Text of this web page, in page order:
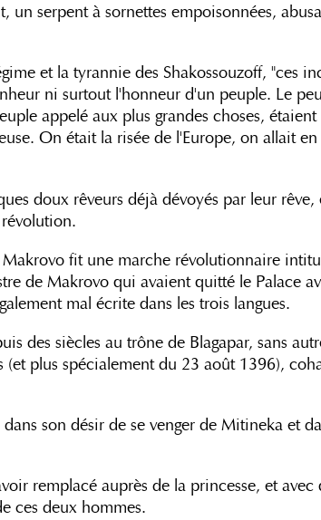
serpent à sornettes empoisonnées,
et la tyrannie des Shakossouzoff, "ces
ni surtout l'honneur d'un peuple. Le
appelé aux plus grandes choses,
On était la risée de l'Europe, on allait
doux rêveurs déjà dévoyés par leur
fit une marche révolutionnaire
de Makrovo qui avaient quitté le Palace
mal écrite dans les trois langues.
des siècles au trône de Blagapar, sans
plus spécialement du 23 août 1396),
son désir de se venger de Mitineka et
remplacé auprès de la princesse, et
ces deux hommes.